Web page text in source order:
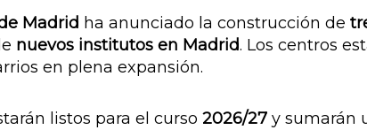
Madrid ha anunciado la construcción de
nuevos institutos en Madrid. Los centros
en plena expansión.
listos para el curso 2026/27 y sumarán